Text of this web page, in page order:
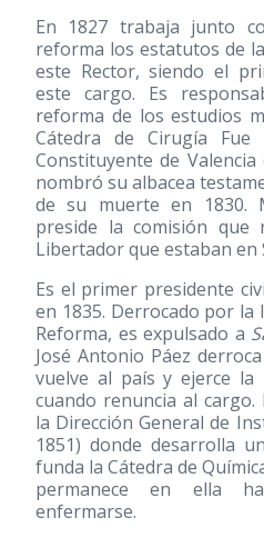
En 1827 trabaja junto
reforma los estatutos de
este Rector, siendo el
este cargo. Es
reforma de los estudios
Cátedra de Cirugía Fue
Constituyente de Valencia
nombró su albacea
de su muerte en 1830.
preside la comisión
Libertador que estaban en
Es el primer presidente
en 1835. Derrocado por la
Reforma, es expulsado a
José Antonio Páez
vuelve al país y ejerce la
cuando renuncia al cargo.
la Dirección General de
1851) donde desarrolla
funda la Cátedra de
permanece en ella
enfermarse.